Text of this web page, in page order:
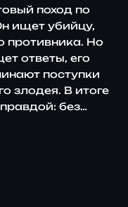
поход по
ищет убийцу,
противника. Но
ответы, его
поступки
злодея. В итоге
без
кто он такой